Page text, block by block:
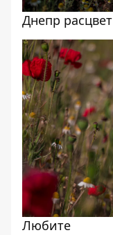
Днепр расцвет
Любите